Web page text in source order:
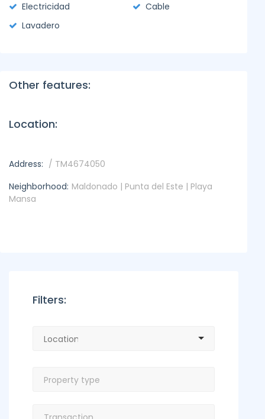
Electricidad
Cable
Lavadero
Other features:
Location:
Address: / TM4674050
Neighborhood: Maldonado | Punta del Este | Playa
Mansa
Filters: